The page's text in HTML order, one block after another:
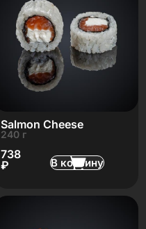
Salmon Cheese
240 г
738
₽
В корзину